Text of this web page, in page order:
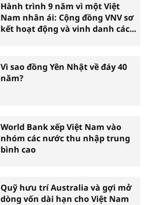
Hành trình 9 năm vì một Việt
Nam nhân ái: Cộng đồng VNV sơ
kết hoạt động và vinh danh các
Vì sao đồng Yên Nhật về đáy 40
năm?
World Bank xếp Việt Nam vào
nhóm các nước thu nhập trung
bình cao
Quỹ hưu trí Australia và gợi mở
dòng vốn dài hạn cho Việt Nam